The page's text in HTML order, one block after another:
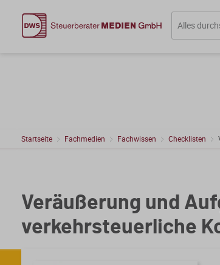
Startseite Fachmedien Fachwissen Checklisten
Veräußerung und
verkehrsteuerliche